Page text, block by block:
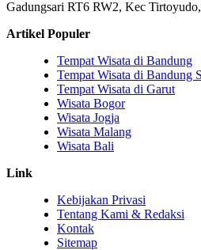
Gadungsari RT6 RW2, Kec
Artikel Populer
Tempat Wisata di Bandung
Tempat Wisata di Bandung
Tempat Wisata di Garut
Wisata Bogor
Wisata Jogja
Wisata Malang
Wisata Bali
Link
Kebijakan Privasi
Tentang Kami & Redaksi
Kontak
Sitemap